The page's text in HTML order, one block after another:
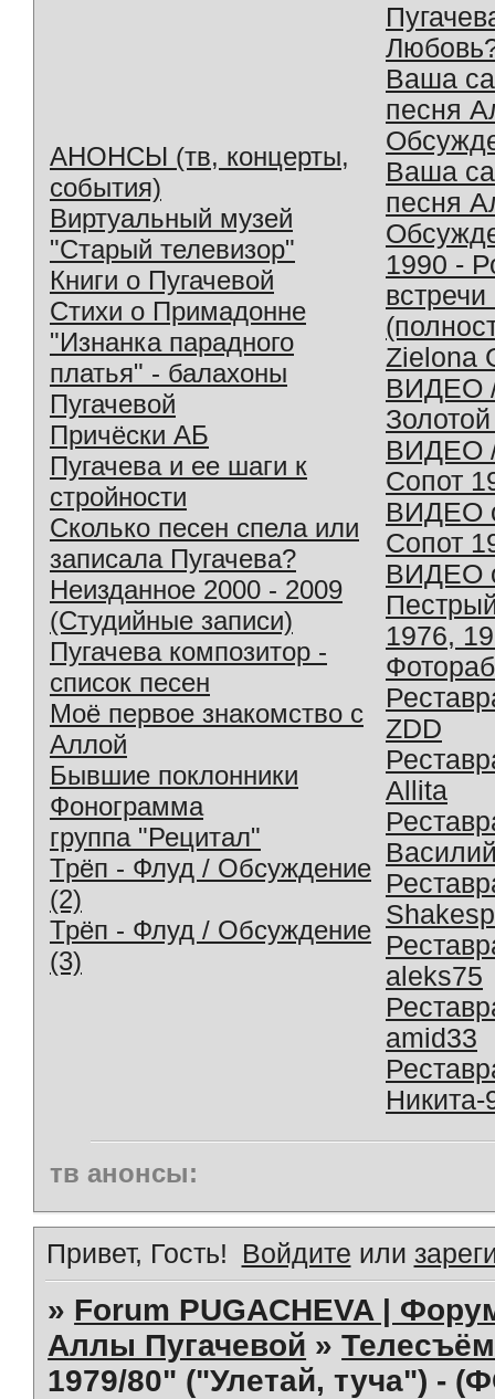
АНОНСЫ (тв, концерты,
события)
Виртуальный музей
"Старый телевизор"
Книги о Пугачевой
Стихи о Примадонне
"Изнанка парадного
платья" - балахоны
Пугачевой
Причёски АБ
Пугачева и ее шаги к
стройности
Сколько песен спела или
записала Пугачева?
Неизданное 2000 - 2009
(Студийные записи)
Пугачева композитор -
список песен
Моё первое знакомство с
Аллой
Бывшие поклонники
Фонограмма
группа "Рецитал"
Трёп - Флуд / Обсуждение
(2)
Трёп - Флуд / Обсуждение
(3)
Ваша
песня
Ваша
песня
1990 -
Zielona
ВИДЕО
ВИДЕО
Сопот
ВИДЕО
Сопот
ВИДЕО
1976,
ZDD
Allita
aleks75
amid33
Никита-
тв анонсы:
Привет, Гость! Войдите или
» Forum PUGACHEVA |
Аллы Пугачевой »
1979/80" ("Улетай, туча") -